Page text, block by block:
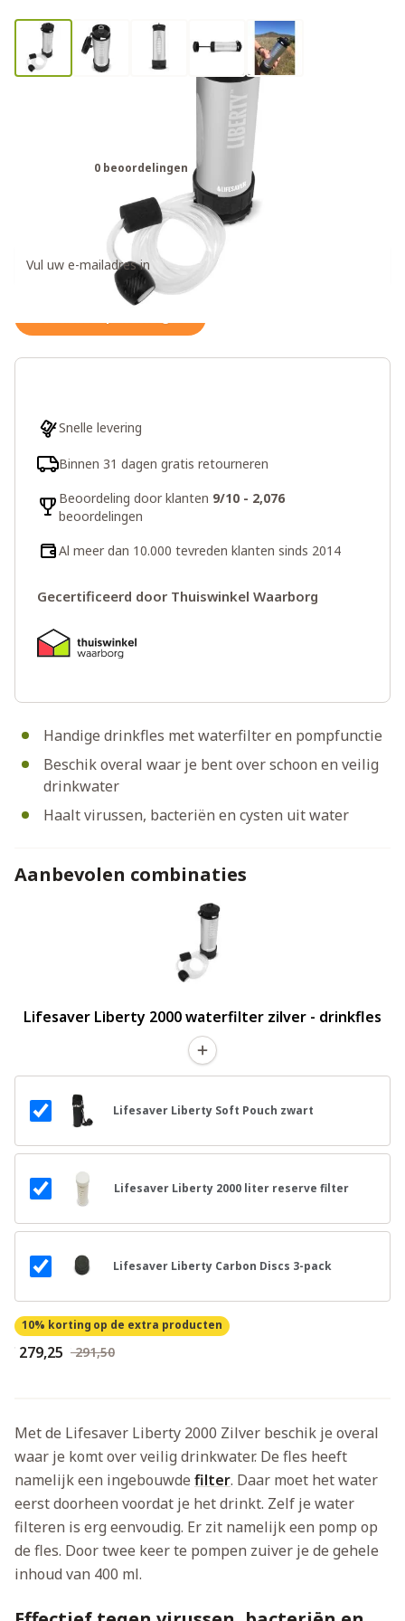
Lifesaver Liberty 2000 waterfilter
0 beoordelingen
Ontvang een weer op voorraad notificatie
Handige drinkfles met waterfilter en pompfunctie
Beschik overal waar je bent over schoon en veilig
drinkwater
Haalt virussen, bacteriën en cysten uit water
Snelle levering
Binnen 31 dagen gratis retourneren
Beoordeling door klanten 9/10 - 2,076
beoordelingen
Al meer dan 10.000 tevreden klanten sinds 2014
Gecertificeerd door Thuiswinkel Waarborg
Aanbevolen combinaties
Lifesaver Liberty 2000 waterfilter zilver - drinkfles
Lifesaver Liberty Soft Pouch zwart
Lifesaver Liberty 2000 liter reserve filter
Lifesaver Liberty Carbon Discs 3-pack
10% korting op de extra producten
€ 279,25 € 291,50
Met de Lifesaver Liberty 2000 Zilver beschik je overal
waar je komt over veilig drinkwater. De fles heeft
namelijk een ingebouwde filter. Daar moet het water
eerst doorheen voordat je het drinkt. Zelf je water
filteren is erg eenvoudig. Er zit namelijk een pomp op
de fles. Door twee keer te pompen zuiver je de gehele
inhoud van 400 ml.